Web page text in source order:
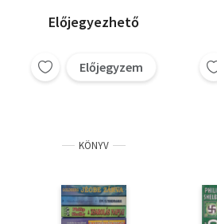
Előjegyezhető
Előjegyzem
KÖNYV